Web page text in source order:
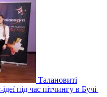
Талановиті
під час пітчингу в Бучі